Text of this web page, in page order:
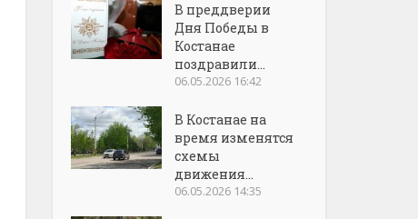
В преддверии
Дня Победы в
Костанае
поздравили...
06.05.2026 16:42
В Костанае на
время изменятся
схемы
движения...
06.05.2026 14:35